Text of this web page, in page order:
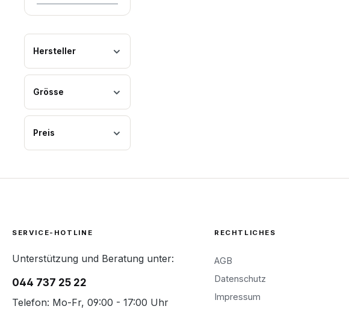
Hersteller
Grösse
Preis
SERVICE-HOTLINE
Unterstützung und Beratung unter:
044 737 25 22
Telefon: Mo-Fr, 09:00 - 17:00 Uhr
RECHTLICHES
AGB
Datenschutz
Impressum